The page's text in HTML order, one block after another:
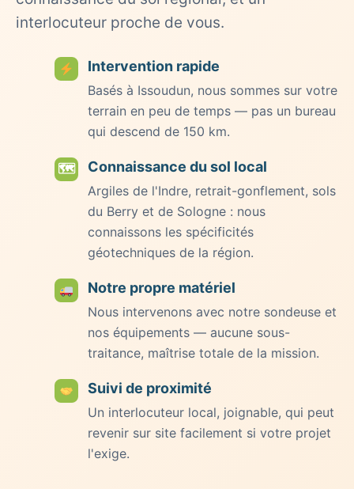
interlocuteur proche de vous.
Intervention rapide
Basés à Issoudun, nous sommes sur votre
terrain en peu de temps — pas un bureau
qui descend de 150 km.
🗺 Connaissance du sol local
Argiles de l'Indre, retrait-gonflement, sols
du Berry et de Sologne : nous
connaissons les spécificités
géotechniques de la région.
Notre propre matériel
Nous intervenons avec notre sondeuse et
nos équipements — aucune sous-
traitance, maîtrise totale de la mission.
Suivi de proximité
Un interlocuteur local, joignable, qui peut
revenir sur site facilement si votre projet
l'exige.